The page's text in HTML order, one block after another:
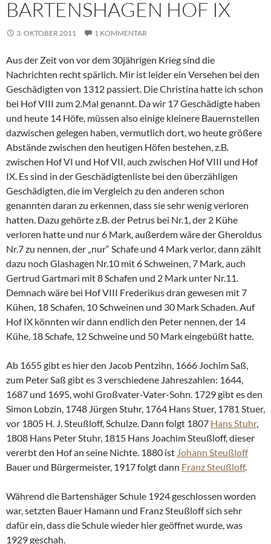
BARTENSHAGEN HOF IX
3. OKTOBER 2011 1 KOMMENTAR
Aus der Zeit von vor dem 30jährigen Krieg sind die
Nachrichten recht spärlich. Mir ist leider ein Versehen bei den
Geschädigten von 1312 passiert. Die Christina hatte ich schon
bei Hof VIII zum 2.Mal genannt. Da wir 17 Geschädigte haben
und heute 14 Höfe, müssen also einige kleinere Bauernstellen
dazwischen gelegen haben, vermutlich dort, wo heute größere
Abstände zwischen den heutigen Höfen bestehen, z.B.
zwischen Hof VI und Hof VII, auch zwischen Hof VIII und Hof
IX. Es sind in der Geschädigtenliste bei den überzähligen
Geschädigten, die im Vergleich zu den anderen schon
genannten daran zu erkennen, dass sie sehr wenig verloren
hatten. Dazu gehörte z.B. der Petrus bei Nr.1, der 2 Kühe
verloren hatte und nur 6 Mark, außerdem wäre der Gheroldus
Nr.7 zu nennen, der „nur“ Schafe und 4 Mark verlor, dann zählt
dazu noch Glashagen Nr.10 mit 6 Schweinen, 7 Mark, auch
Gertrud Gartmari mit 8 Schafen und 2 Mark unter Nr.11.
Demnach wäre bei Hof VIII Frederikus dran gewesen mit 7
Kühen, 18 Schafen, 10 Schweinen und 30 Mark Schaden. Auf
Hof IX könnten wir dann endlich den Peter nennen, der 14
Kühe, 18 Schafe, 12 Schweine und 50 Mark eingebüßt hatte.
Ab 1655 gibt es hier den Jacob Pentzihn, 1666 Jochim Saß,
zum Peter Saß gibt es 3 verschiedene Jahreszahlen: 1644,
1687 und 1695, wohl Großvater-Vater-Sohn. 1729 gibt es den
Simon Lobzin, 1748 Jürgen Stuhr, 1764 Hans Stuer, 1781 Stuer,
vor 1805 H. J. Steußloff, Schulze. Dann folgt 1807 Hans Stuhr,
1808 Hans Peter Stuhr, 1815 Hans Joachim Steußloff, dieser
vererbt den Hof an seine Nichte. 1880 ist Johann Steußloff
Bauer und Bürgermeister, 1917 folgt dann Franz Steußloff.
Während die Bartenshäger Schule 1924 geschlossen worden
war, setzten Bauer Hamann und Franz Steußloff sich sehr
dafür ein, dass die Schule wieder hier geöffnet wurde, was
1929 geschah.